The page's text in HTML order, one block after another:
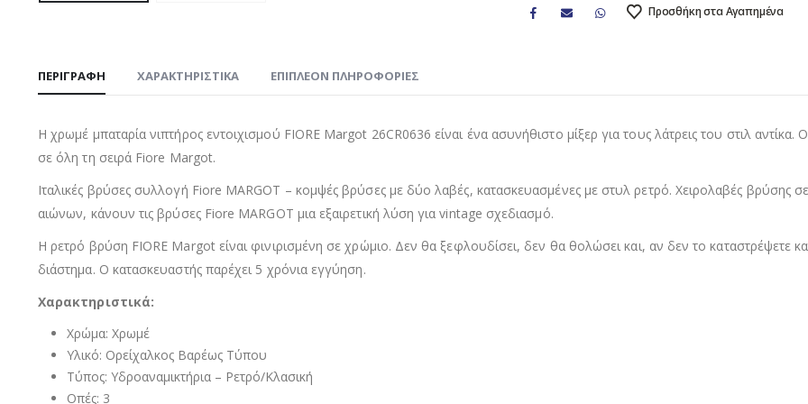
Προσθήκη στα Αγαπημένα
ΠΕΡΙΓΡΑΦΉ ΧΑΡΑΚΤΗΡΙΣΤΙΚΑ ΕΠΙΠΛΈΟΝ ΠΛΗΡΟΦΟΡΊΕΣ
Η χρωμέ μπαταρία νιπτήρος εντοιχισμού FIORE Margot 26CR0636 είναι ένα ασυνήθιστο μίξερ για τους λάτρεις του στιλ αντίκα.
σε όλη τη σειρά Fiore Margot.
Ιταλικές βρύσες συλλογή Fiore MARGOT – κομψές βρύσες με δύο λαβές, κατασκευασμένες με στυλ ρετρό. Χειρολαβές βρύσης
αιώνων, κάνουν τις βρύσες Fiore MARGOT μια εξαιρετική λύση για vintage σχεδιασμό.
Η ρετρό βρύση FIORE Margot είναι φινιρισμένη σε χρώμιο. Δεν θα ξεφλουδίσει, δεν θα θολώσει και, αν δεν το καταστρέψετε
διάστημα. Ο κατασκευαστής παρέχει 5 χρόνια εγγύηση.
Χαρακτηριστικά:
Χρώμα: Χρωμέ
Υλικό: Ορείχαλκος Βαρέως Τύπου
Τύπος: Υδροαναμικτήρια – Ρετρό/Κλασική
Οπές: 3